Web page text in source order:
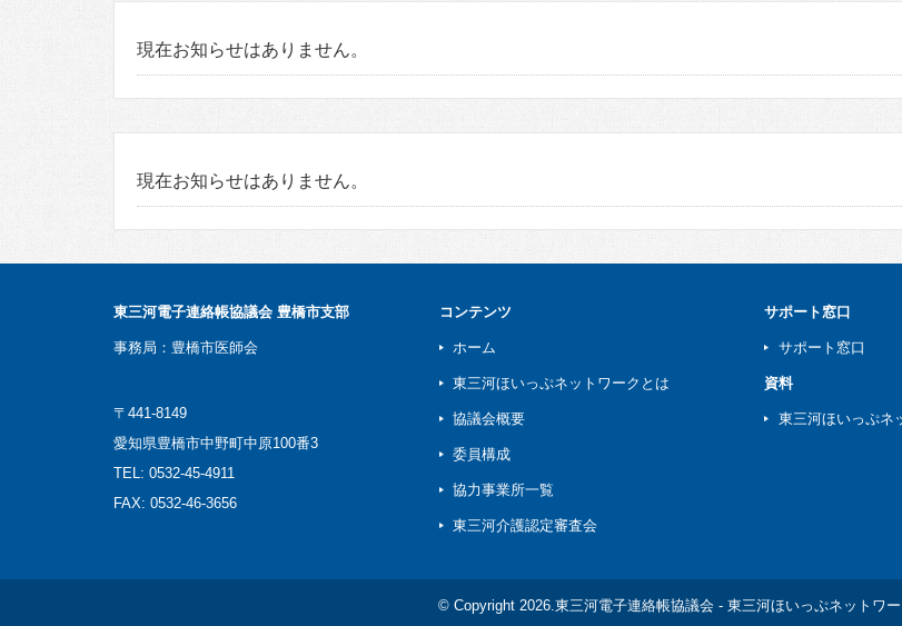
現在お知らせはありません。
現在お知らせはありません。
東三河電子連絡帳協議会 豊橋市支部
事務局：豊橋市医師会
〒441-8149
愛知県豊橋市中野町中原100番3
TEL: 0532-45-4911
FAX: 0532-46-3656
コンテンツ
ホーム
東三河ほいっぷネットワークとは
協議会概要
委員構成
協力事業所一覧
東三河介護認定審査会
サポート窓口
サポート窓口
資料
東三河ほいっぷネ
© Copyright 2026.東三河電子連絡帳協議会 - 東三河ほいっぷネットワ